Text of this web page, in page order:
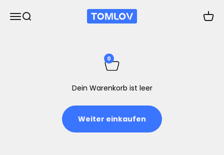
Navigationsmenü öffnen
Suche öffnen TOMLOV
0
Dein Warenkorb ist leer
Weiter einkaufen